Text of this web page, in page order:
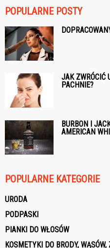
POPULARNE POSTY
JAK ZWRÓCIĆ
PACHNIE?
BURBON I
AMERICAN
POPULARNE KATEGORIE
URODA
PODPASKI
PIANKI DO WŁOSÓW
KOSMETYKI DO BRODY, WĄSÓW,